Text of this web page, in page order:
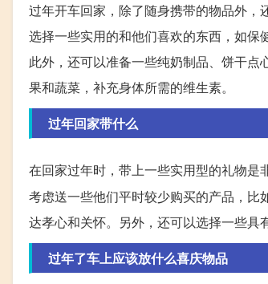
过年开车回家，除了随身携带的物品外
选择一些实用的和他们喜欢的东西，如保
此外，还可以准备一些纯奶制品、饼干
果和蔬菜，补充身体所需的维生素。
过年回家带什么
在回家过年时，带上一些实用型的礼物是
考虑送一些他们平时较少购买的产品，
达孝心和关怀。另外，还可以选择一些具
过年了车上应该放什么喜庆物品